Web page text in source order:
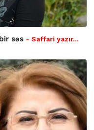
səs - Saffari yazır…